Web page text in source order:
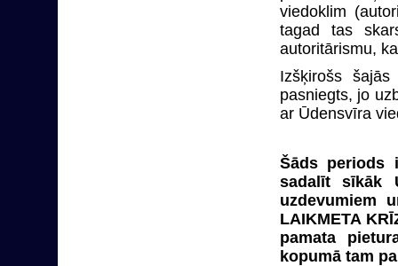
viedoklim
tagad tas
autoritārismu,
Izšķirošs
pasniegts, jo
ar Ūdensvīra
Šāds periods
sadalīt sīkāk
uzdevumiem
LAIKMETA
pamata
kopumā tam